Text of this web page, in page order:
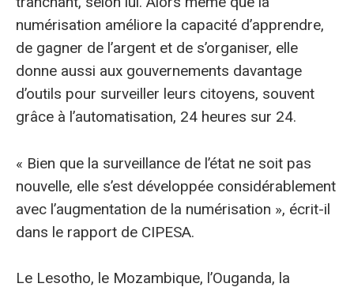
numérisation améliore la capacité d’apprendre,
de gagner de l’argent et de s’organiser, elle
donne aussi aux gouvernements davantage
d’outils pour surveiller leurs citoyens, souvent
grâce à l’automatisation, 24 heures sur 24.
« Bien que la surveillance de l’état ne soit pas
nouvelle, elle s’est développée considérablement
avec l’augmentation de la numérisation », écrit-il
dans le rapport de CIPESA.
Le Lesotho, le Mozambique, l’Ouganda, la